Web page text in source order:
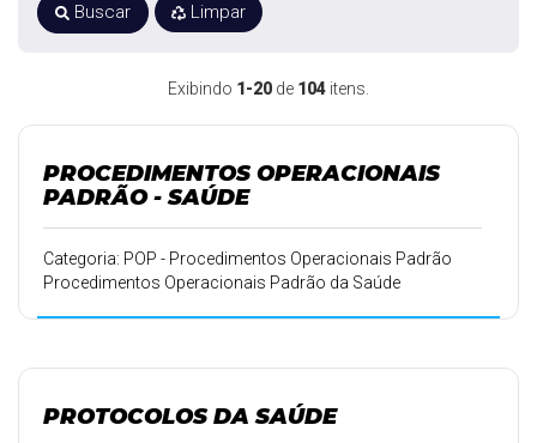
Exibindo 1-20 de 104 itens.
PROCEDIMENTOS OPERACIONAIS
PADRÃO - SAÚDE
Categoria: POP - Procedimentos Operacionais Padrão
Procedimentos Operacionais Padrão da Saúde
PROTOCOLOS DA SAÚDE
Buscar Limpar